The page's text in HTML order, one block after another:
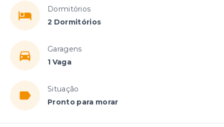
Dormitórios
2 Dormitórios
Garagens
1 Vaga
Situação
Pronto para morar